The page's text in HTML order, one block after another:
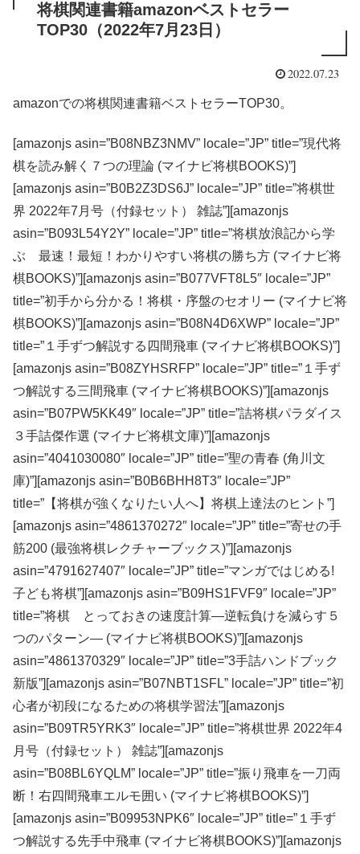
将棋関連書籍amazonベストセラー
TOP30（2022年7月23日）
2022.07.23
amazonでの将棋関連書籍ベストセラーTOP30。
[amazonjs asin=”B08NBZ3NMV” locale=”JP” title=”現代将
棋を読み解く７つの理論 (マイナビ将棋BOOKS)”]
[amazonjs asin=”B0B2Z3DS6J” locale=”JP” title=”将棋世
界 2022年7月号（付録セット） 雑誌”][amazonjs
asin=”B093L54Y2Y” locale=”JP” title=”将棋放浪記から学
ぶ 最速！最短！わかりやすい将棋の勝ち方 (マイナビ将
棋BOOKS)”][amazonjs asin=”B077VFT8L5″ locale=”JP”
title=”初手から分かる！将棋・序盤のセオリー (マイナビ将
棋BOOKS)”][amazonjs asin=”B08N4D6XWP” locale=”JP”
title=”１手ずつ解説する四間飛車 (マイナビ将棋BOOKS)”]
[amazonjs asin=”B08ZYHSRFP” locale=”JP” title=”１手ず
つ解説する三間飛車 (マイナビ将棋BOOKS)”][amazonjs
asin=”B07PW5KK49″ locale=”JP” title=”詰将棋パラダイス
３手詰傑作選 (マイナビ将棋文庫)”][amazonjs
asin=”4041030080″ locale=”JP” title=”聖の青春 (角川文
庫)”][amazonjs asin=”B0B6BHH8T3″ locale=”JP”
title=”【将棋が強くなりたい人へ】将棋上達法のヒント”]
[amazonjs asin=”4861370272″ locale=”JP” title=”寄せの手
筋200 (最強将棋レクチャーブックス)”][amazonjs
asin=”4791627407″ locale=”JP” title=”マンガではじめる!
子ども将棋”][amazonjs asin=”B09HS1FVF9″ locale=”JP”
title=”将棋 とっておきの速度計算―逆転負けを減らす５
つのパターン― (マイナビ将棋BOOKS)”][amazonjs
asin=”4861370329″ locale=”JP” title=”3手詰ハンドブック
新版”][amazonjs asin=”B07NBT1SFL” locale=”JP” title=”初
心者が初段になるための将棋学習法”][amazonjs
asin=”B09TR5YRK3″ locale=”JP” title=”将棋世界 2022年4
月号（付録セット） 雑誌”][amazonjs
asin=”B08BL6YQLM” locale=”JP” title=”振り飛車を一刀両
断！右四間飛車エルモ囲い (マイナビ将棋BOOKS)”]
[amazonjs asin=”B09953NPK6″ locale=”JP” title=”１手ず
つ解説する先手中飛車 (マイナビ将棋BOOKS)”][amazonjs